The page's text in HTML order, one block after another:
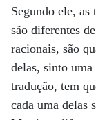
Segundo ele, as
são diferentes
racionais, são
delas, sinto
tradução, tem
cada uma delas